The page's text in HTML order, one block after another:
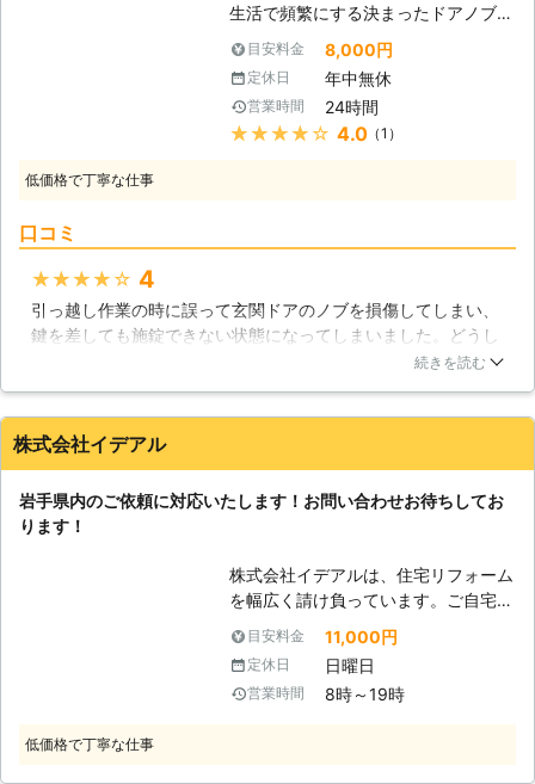
生活で頻繁にする決まったドアノブは
多くの人にあるのではないでしょう
か。もしも、そんなドアノブが急に使
用できなくなったとしたら、場合によ
っては使用頻度の高いドアノブである
ほど、大きな影響と問題を時間の経過
な対処と正確な判断でお客様のご依頼
に安心と満足のサービスでお応えして
います。住宅の玄関、店舗や各種施設
のドアなど、多様な場面に出張対応を
していますので、お困りの際や不安を
誠意のサービス】 アメージング企
画 秋田はドアノブをはじめとした各
盗聴器調査などのご依頼も承っていま
す。それぞれのご依頼でお客様のお気
持ちを最大限大切にし、安心してお任
せいただけるサービスと配慮を徹底し
ています。毎日の暮らしをより快適で
安心できるものにしたいとお考えの時
目安料金 8,000円
定休日 年中無休
営業時間 24時間
★★★★★ 4.0（1）
低価格で丁寧な仕事
口コミ
★★★★★ 4
引っ越し作業の時に誤って玄関ドアのノブを損傷してしまい、
鍵を差しても施錠できない状態になってしまいました。どうし
ようかと悩んでこちらの会社に修理を依頼したところ、当日中
れたドアノブを修理してくれたので助かりました。ちょっと料
金が高いと感じましたが、緊急性が高かったので致し方ないと
秋田県
続きを読む
株式会社イデアル
岩手県内のご依頼に対応いたします！お問い合わせお待ちしてお
ります！
株式会社イデアルは、住宅リフォーム
を幅広く請け負っています。ご自宅の
お悩みを解決することに尽力しており
ます。ドアノブ修理のような部分的な
施工のご依頼も受けて付けております
ので、ドアノブが壊れてしまった・ド
目安料金 11,000円
定休日 日曜日
営業時間 8時～19時
低価格で丁寧な仕事